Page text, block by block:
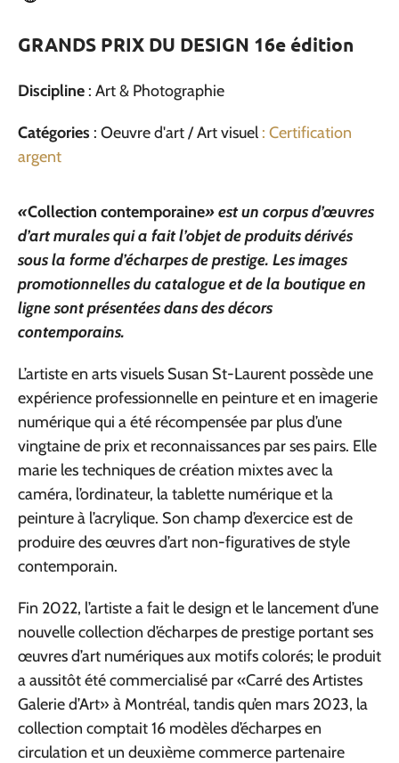
GRANDS PRIX DU DESIGN 16e édition
Discipline : Art & Photographie
Catégories : Oeuvre d'art / Art visuel : Certification
argent
«Collection contemporaine» est un corpus d’œuvres
d’art murales qui a fait l’objet de produits dérivés
sous la forme d’écharpes de prestige. Les images
promotionnelles du catalogue et de la boutique en
ligne sont présentées dans des décors
contemporains.
L’artiste en arts visuels Susan St-Laurent possède une
expérience professionnelle en peinture et en imagerie
numérique qui a été récompensée par plus d’une
vingtaine de prix et reconnaissances par ses pairs. Elle
marie les techniques de création mixtes avec la
caméra, l’ordinateur, la tablette numérique et la
peinture à l’acrylique. Son champ d’exercice est de
produire des œuvres d’art non-figuratives de style
contemporain.
Fin 2022, l’artiste a fait le design et le lancement d’une
nouvelle collection d’écharpes de prestige portant ses
œuvres d’art numériques aux motifs colorés; le produit
a aussitôt été commercialisé par «Carré des Artistes
Galerie d’Art» à Montréal, tandis qu’en mars 2023, la
collection comptait 16 modèles d’écharpes en
circulation et un deuxième commerce partenaire